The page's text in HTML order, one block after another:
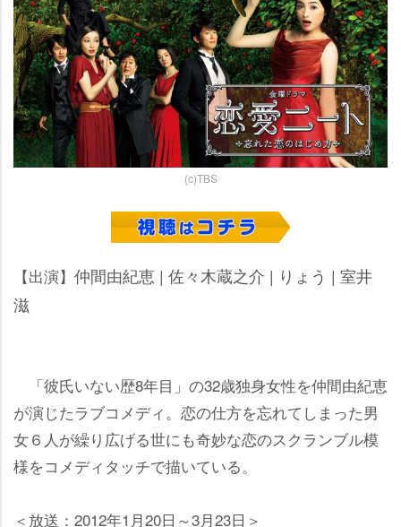
(c)TBS
【出演】 仲間由紀恵 | 佐々木蔵之介 | りょう | 室井
滋
「彼氏いない歴8年目」の32歳独身女性を仲間由紀恵
が演じたラブコメディ。恋の仕方を忘れてしまった男
女６人が繰り広げる世にも奇妙な恋のスクランブル模
様をコメディタッチで描いている。
＜放送：2012年1月20日～3月23日＞